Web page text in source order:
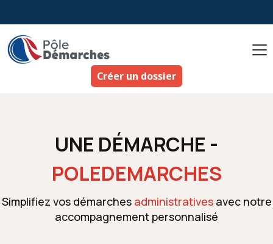
au
contenu
Créer un dossier
UNE DÉMARCHE -
POLEDEMARCHES
Simplifiez vos démarches administratives avec notre
accompagnement personnalisé